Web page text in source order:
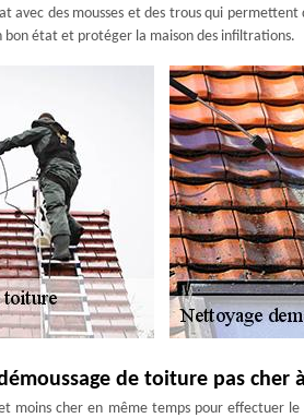
avec des mousses et des trous qui
bon état et protéger la maison des infiltrations.
de toiture pas cher
moins cher en même temps pour effectuer